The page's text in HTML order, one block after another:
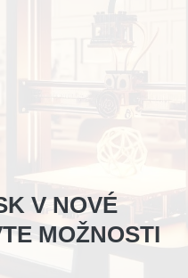
V NOVÉ
MOŽNOSTI